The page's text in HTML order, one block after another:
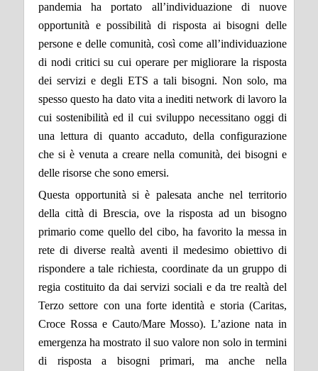
pandemia ha portato all’individuazione di nuove
opportunità e possibilità di risposta ai bisogni delle
persone e delle comunità, così come all’individuazione
di nodi critici su cui operare per migliorare la risposta
dei servizi e degli ETS a tali bisogni. Non solo, ma
spesso questo ha dato vita a inediti network di lavoro la
cui sostenibilità ed il cui sviluppo necessitano oggi di
una lettura di quanto accaduto, della configurazione
che si è venuta a creare nella comunità, dei bisogni e
delle risorse che sono emersi.
Questa opportunità si è palesata anche nel territorio
della città di Brescia, ove la risposta ad un bisogno
primario come quello del cibo, ha favorito la messa in
rete di diverse realtà aventi il medesimo obiettivo di
rispondere a tale richiesta, coordinate da un gruppo di
regia costituito da dai servizi sociali e da tre realtà del
Terzo settore con una forte identità e storia (Caritas,
Croce Rossa e Cauto/Mare Mosso). L’azione nata in
emergenza ha mostrato il suo valore non solo in termini
di risposta a bisogni primari, ma anche nella